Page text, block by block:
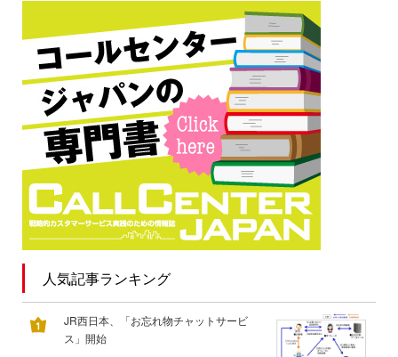
人気記事ランキング
JR西日本、「お忘れ物チャットサービ
ス」開始